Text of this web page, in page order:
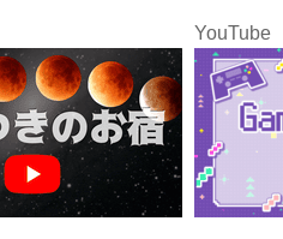
YouTube